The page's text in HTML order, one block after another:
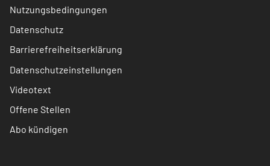
Nutzungsbedingungen
Datenschutz
Barrierefreiheitserklärung
Datenschutzeinstellungen
Videotext
Offene Stellen
Abo kündigen